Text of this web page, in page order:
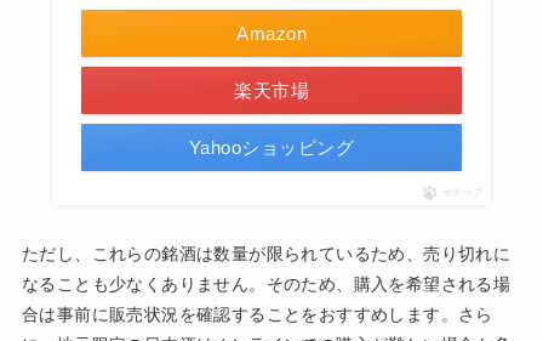
Amazon
楽天市場
Yahooショッピング
ポチップ
ただし、これらの銘酒は数量が限られているため、売り切れに
なることも少なくありません。そのため、購入を希望される場
合は事前に販売状況を確認することをおすすめします。さら